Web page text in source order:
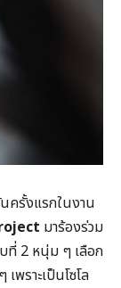
ครั้งแรกในงาน
มาร้องร่วม
ที่ 2 หนุ่ม ๆ เลือก
พราะเป็นโซโล